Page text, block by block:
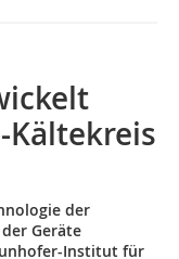
der
Geräte
Institut für